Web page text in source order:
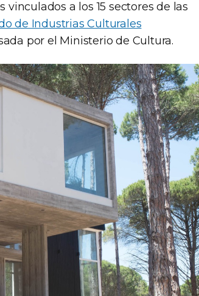
a los 15 sectores de las
de Industrias Culturales
por el Ministerio de Cultura.